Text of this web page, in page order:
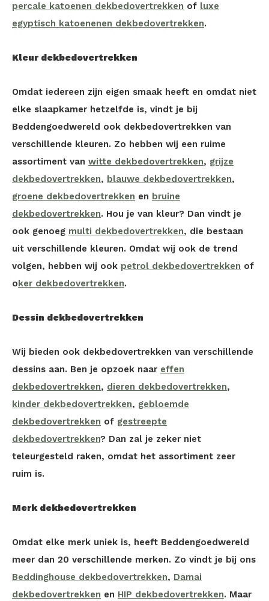
percale katoenen dekbedovertrekken of luxe
egyptisch katoenenen dekbedovertrekken.
Kleur dekbedovertrekken
Omdat iedereen zijn eigen smaak heeft en omdat niet
elke slaapkamer hetzelfde is, vindt je bij
Beddengoedwereld ook dekbedovertrekken van
verschillende kleuren. Zo hebben wij een ruime
assortiment van witte dekbedovertrekken, grijze
dekbedovertrekken, blauwe dekbedovertrekken,
groene dekbedovertrekken en bruine
dekbedovertrekken. Hou je van kleur? Dan vindt je
ook genoeg multi dekbedovertrekken, die bestaan
uit verschillende kleuren. Omdat wij ook de trend
volgen, hebben wij ook petrol dekbedovertrekken of
o ker dekbedovertrekken.
Dessin dekbedovertrekken
Wij bieden ook dekbedovertrekken van verschillende
dessins aan. Ben je opzoek naar effen
dekbedovertrekken, dieren dekbedovertrekken,
kinder dekbedovertrekken, gebloemde
dekbedovertrekken of gestreepte
dekbedovertrekken? Dan zal je zeker niet
teleurgesteld raken, omdat het assortiment zeer
ruim is.
Merk dekbedovertrekken
Omdat elke merk uniek is, heeft Beddengoedwereld
meer dan 20 verschillende merken. Zo vindt je bij ons
Beddinghouse dekbedovertrekken, Damai
dekbedovertrekken en HIP dekbedovertrekken. Maar